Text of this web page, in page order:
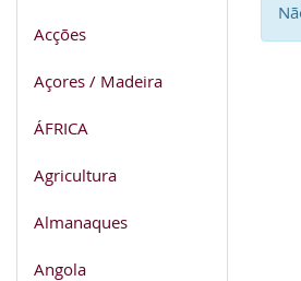
Acções
Açores / Madeira
ÁFRICA
Agricultura
Almanaques
Angola